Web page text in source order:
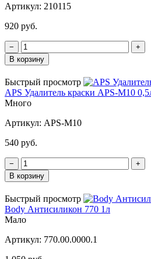
Артикул: 210115
920 руб.
−
+
В корзину
Быстрый просмотр
APS Удалитель краски APS-М10
Много
Артикул: APS-M10
540 руб.
−
+
В корзину
Быстрый просмотр
Body Антисиликон 770 1л
Мало
Артикул: 770.00.0000.1